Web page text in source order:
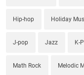
Hip-hop Holiday
J-pop Jazz K-
Math Rock Melodic